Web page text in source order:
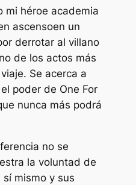
mi héroe academia
ascensoen un
derrotar al villano
de los actos más
Se acerca a
poder de One For
nunca más podrá
no se
la voluntad de
mismo y sus